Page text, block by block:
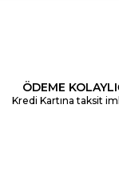
ÖDEME
Kredi Kartına taksit